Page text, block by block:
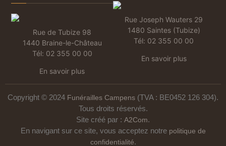
Rue de Tubize 98
1440 Braine-le-Château
Tél: 02 355 00 00
En savoir plus
Rue Joseph Wauters 29
1480 Saintes (Tubize)
Tél: 02 355 00 00
En savoir plus
Copyright © 2024 Funérailles Campens (TVA : BE0452 126 304).
Tous droits réservés.
Site créé par : A2Com.
En navigant sur ce site, vous acceptez notre politique de
confidentialité.